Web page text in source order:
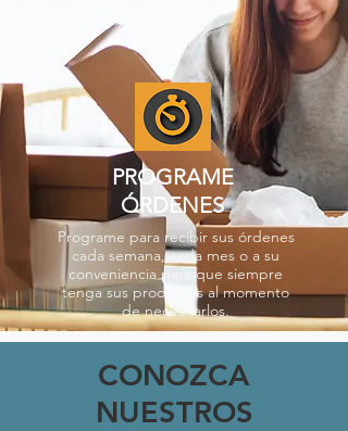
PROGRAME
ÓRDENES
Programe para recibir sus órdenes
cada semana, cada mes o a su
conveniencia para que siempre
tenga sus productos al momento
de necesitarlos.
CONOZCA
NUESTROS